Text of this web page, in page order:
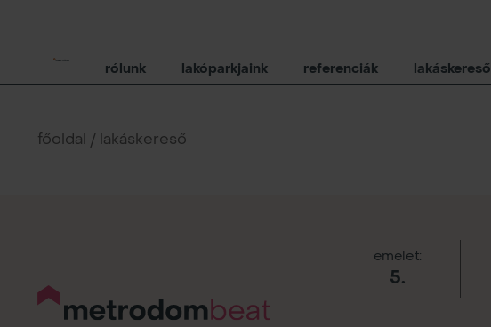
rólunk lakóparkjaink referenciák lakáskereső
főoldal / lakáskereső
emelet:
5.